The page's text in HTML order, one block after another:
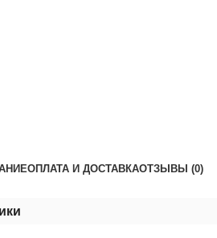
ОПЛАТА И ДОСТАВКАОТЗЫВЫ (0)